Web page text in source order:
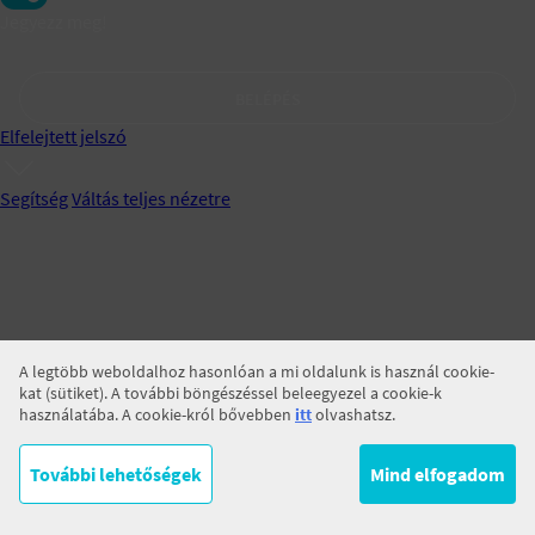
Elfelejtett jelszó
SegítségVáltás teljes nézetre
A legtöbb weboldalhoz hasonlóan a mi oldalunk is használ cookie-
kat (sütiket). A további böngészéssel beleegyezel a cookie-k
használatába. A cookie-król bővebben ittolvashatsz.
További lehetőségek Mind elfogadom